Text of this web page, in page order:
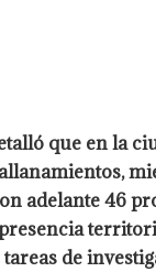
que en la
adelante 46
de